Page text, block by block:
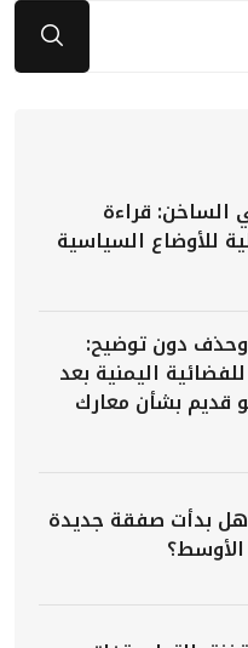
الساخن: قراءة
للأوضاع السياسية
وحذف دون توضيح:
اليمنية بعد
قديم بشأن معارك
هل بدأت صفقة جديدة